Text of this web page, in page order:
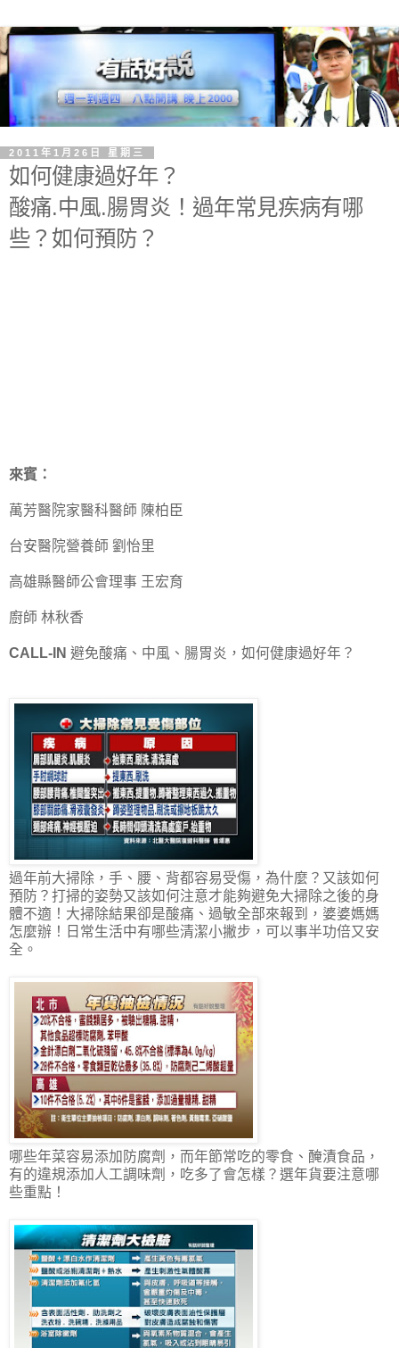
2011年1月26日 星期三
如何健康過好年？
酸痛.中風.腸胃炎！過年常見疾病有哪
些？如何預防？
來賓：
萬芳醫院家醫科醫師 陳柏臣
台安醫院營養師 劉怡里
高雄縣醫師公會理事 王宏育
廚師 林秋香
CALL-IN 避免酸痛、中風、腸胃炎，如何健康過好年？
過年前大掃除，手、腰、背都容易受傷，為什麼？又該如何
預防？打掃的姿勢又該如何注意才能夠避免大掃除之後的身
體不適！大掃除結果卻是酸痛、過敏全部來報到，婆婆媽媽
怎麼辦！日常生活中有哪些清潔小撇步，可以事半功倍又安
全。
哪些年菜容易添加防腐劑，而年節常吃的零食、醃漬食品，
有的違規添加人工調味劑，吃多了會怎樣？選年貨要注意哪
些重點！